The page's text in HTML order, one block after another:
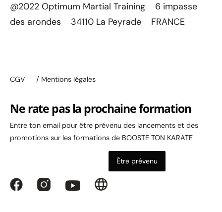
@2022 Optimum Martial Training 6 impasse
des arondes 34110 La Peyrade FRANCE
CGV / Mentions légales
Ne rate pas la prochaine formation
Entre ton email pour être prévenu des lancements et des
promotions sur les formations de BOOSTE TON KARATE
Être prévenu